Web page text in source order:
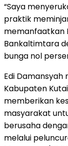
“Saya
praktik
memanfaatkan
Bankaltimtara
bunga nol
Edi
Kabupaten
memberikan
masyarakat
berusaha
melalui